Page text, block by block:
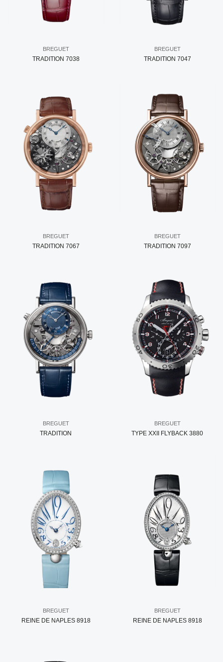
BREGUET
TRADITION 7038
BREGUET
TRADITION 7047
BREGUET
TRADITION 7067
BREGUET
TRADITION 7097
BREGUET
TRADITION
BREGUET
TYPE XXII FLYBACK 3880
BREGUET
REINE DE NAPLES 8918
BREGUET
REINE DE NAPLES 8918